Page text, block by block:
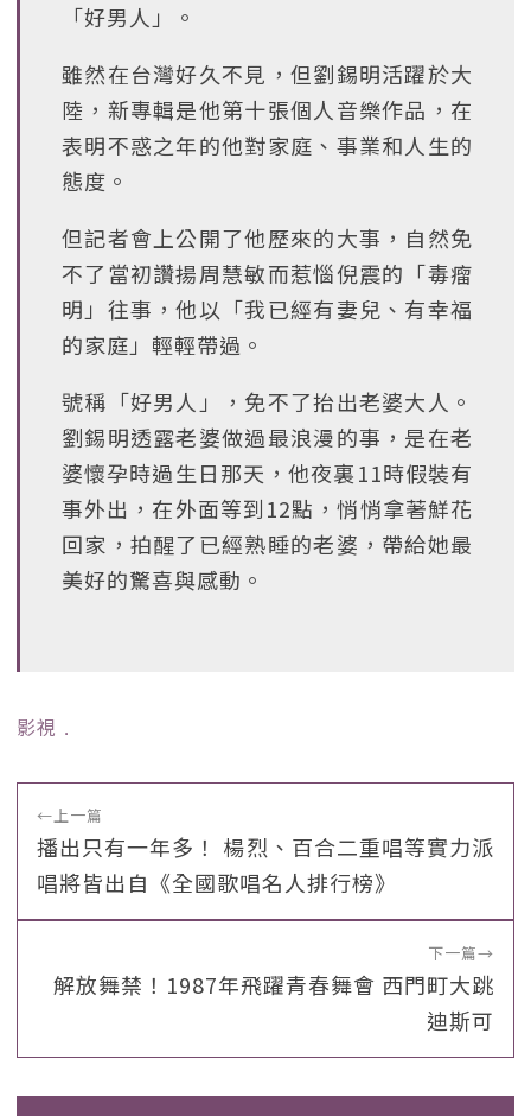
「好男人」。
雖然在台灣好久不見，但劉錫明活躍於大
陸，新專輯是他第十張個人音樂作品，在
表明不惑之年的他對家庭、事業和人生的
態度。
但記者會上公開了他歷來的大事，自然免
不了當初讚揚周慧敏而惹惱倪震的「毒瘤
明」往事，他以「我已經有妻兒、有幸福
的家庭」輕輕帶過。
號稱「好男人」，免不了抬出老婆大人。
劉錫明透露老婆做過最浪漫的事，是在老
婆懷孕時過生日那天，他夜裏11時假裝有
事外出，在外面等到12點，悄悄拿著鮮花
回家，拍醒了已經熟睡的老婆，帶給她最
美好的驚喜與感動。
影視 ﹒
←上一篇
播出只有一年多！ 楊烈、百合二重唱等實力派
唱將皆出自《全國歌唱名人排行榜》
下一篇→
解放舞禁！1987年飛躍青春舞會 西門町大跳
迪斯可